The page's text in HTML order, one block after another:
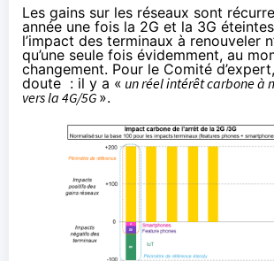
Les gains sur les réseaux sont
année une fois la 2G et la 3G
l’impact des terminaux à renouveler
qu’une seule fois évidemment, au
changement. Pour le Comité
doute : il y a « un réel intérêt carbone à
vers la 4G/5G ».